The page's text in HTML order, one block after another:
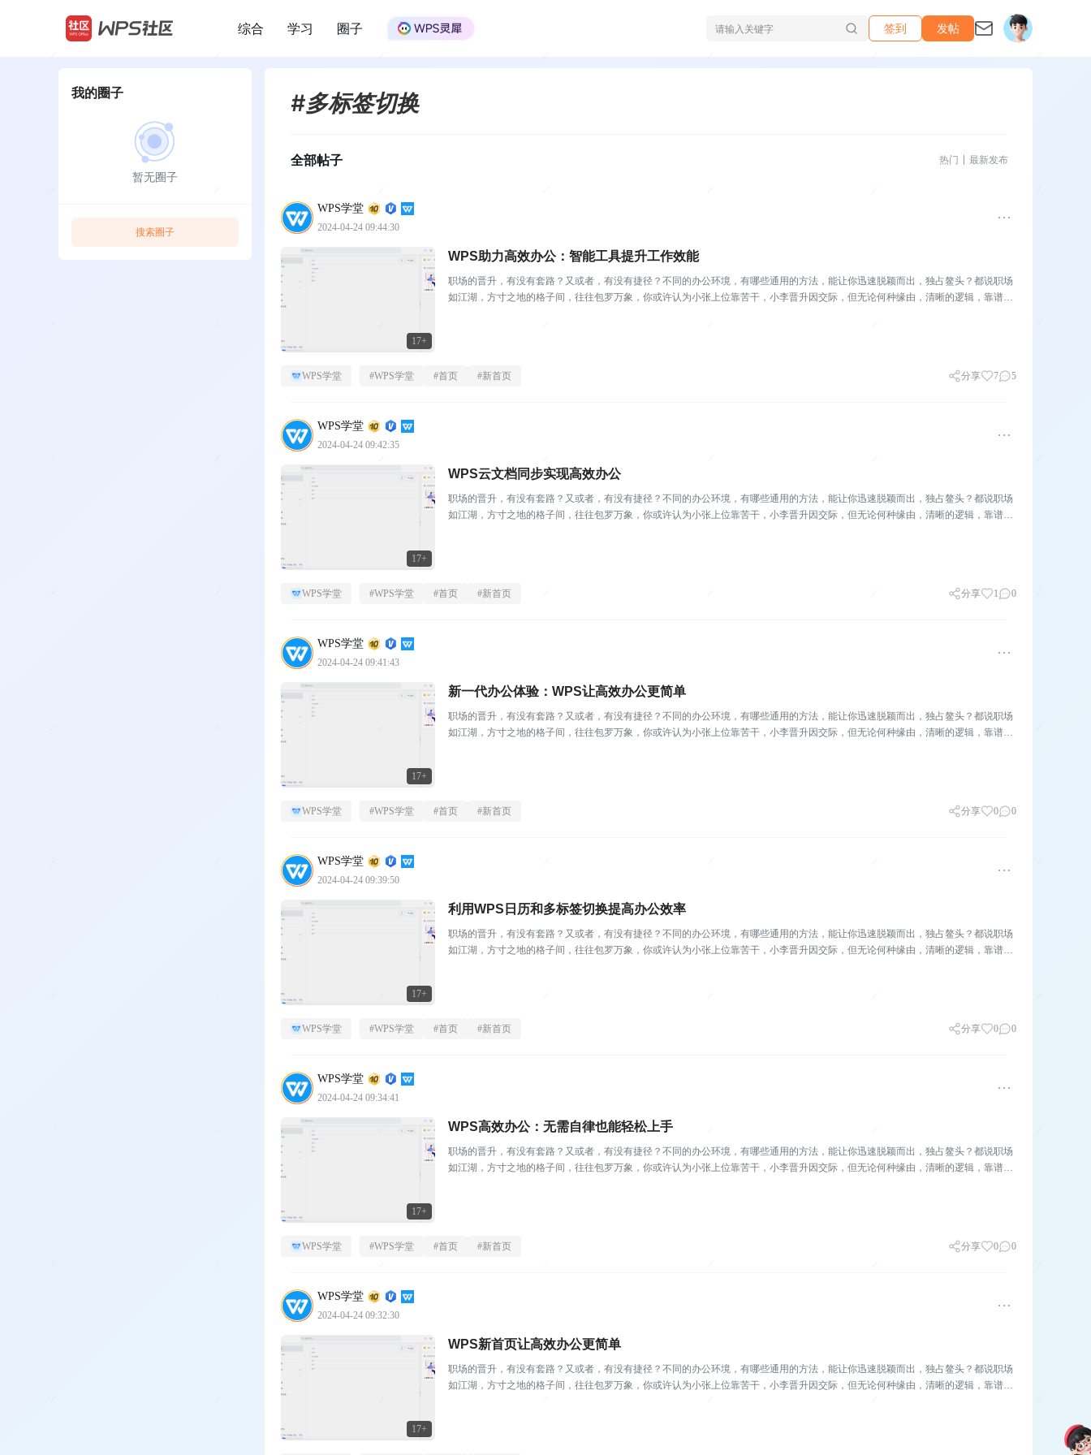
/
综合 学习 圈子 签到 发帖
我的圈子
暂无圈子
搜索圈子
#多标签切换
全部帖子 热门 最新发布
WPS学堂
2024-04-24 09:44:30
17+
WPS助力高效办公：智能工具提升工作效能
职场的晋升，有没有套路？又或者，有没有捷径？不同的办公环境，有哪些通用的方法，能让你迅速脱颖而出，独占鳌头？都说职场
如江湖，方寸之地的格子间，往往包罗万象，你或许认为小张上位靠苦干，小李晋升因交际，但无论何种缘由，清晰的逻辑，靠谱的
WPS学堂 #WPS学堂 #首页 #新首页 分享 7 5
WPS学堂
2024-04-24 09:42:35
17+
WPS云文档同步实现高效办公
职场的晋升，有没有套路？又或者，有没有捷径？不同的办公环境，有哪些通用的方法，能让你迅速脱颖而出，独占鳌头？都说职场
如江湖，方寸之地的格子间，往往包罗万象，你或许认为小张上位靠苦干，小李晋升因交际，但无论何种缘由，清晰的逻辑，靠谱的
WPS学堂 #WPS学堂 #首页 #新首页 分享 1 0
WPS学堂
2024-04-24 09:41:43
17+
新一代办公体验：WPS让高效办公更简单
职场的晋升，有没有套路？又或者，有没有捷径？不同的办公环境，有哪些通用的方法，能让你迅速脱颖而出，独占鳌头？都说职场
如江湖，方寸之地的格子间，往往包罗万象，你或许认为小张上位靠苦干，小李晋升因交际，但无论何种缘由，清晰的逻辑，靠谱的
WPS学堂 #WPS学堂 #首页 #新首页 分享 0 0
WPS学堂
2024-04-24 09:39:50
17+
利用WPS日历和多标签切换提高办公效率
职场的晋升，有没有套路？又或者，有没有捷径？不同的办公环境，有哪些通用的方法，能让你迅速脱颖而出，独占鳌头？都说职场
如江湖，方寸之地的格子间，往往包罗万象，你或许认为小张上位靠苦干，小李晋升因交际，但无论何种缘由，清晰的逻辑，靠谱的
WPS学堂 #WPS学堂 #首页 #新首页 分享 0 0
WPS学堂
2024-04-24 09:34:41
17+
WPS高效办公：无需自律也能轻松上手
职场的晋升，有没有套路？又或者，有没有捷径？不同的办公环境，有哪些通用的方法，能让你迅速脱颖而出，独占鳌头？都说职场
如江湖，方寸之地的格子间，往往包罗万象，你或许认为小张上位靠苦干，小李晋升因交际，但无论何种缘由，清晰的逻辑，靠谱的
WPS学堂 #WPS学堂 #首页 #新首页 分享 0 0
WPS学堂
2024-04-24 09:32:30
17+
WPS新首页让高效办公更简单
职场的晋升，有没有套路？又或者，有没有捷径？不同的办公环境，有哪些通用的方法，能让你迅速脱颖而出，独占鳌头？都说职场
如江湖，方寸之地的格子间，往往包罗万象，你或许认为小张上位靠苦干，小李晋升因交际，但无论何种缘由，清晰的逻辑，靠谱的